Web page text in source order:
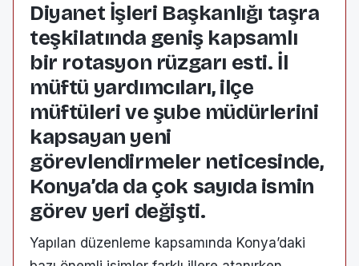
Diyanet İşleri Başkanlığı taşra
teşkilatında geniş kapsamlı
bir rotasyon rüzgarı esti. İl
müftü yardımcıları, ilçe
müftüleri ve şube müdürlerini
kapsayan yeni
görevlendirmeler neticesinde,
Konya’da da çok sayıda ismin
görev yeri değişti.
Yapılan düzenleme kapsamında Konya’daki